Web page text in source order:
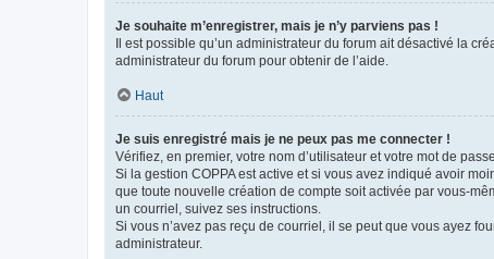
Je souhaite m’enregistrer, mais je n’y parviens pas !
Il est possible qu’un administrateur du forum ait désactivé la
administrateur du forum pour obtenir de l’aide.
Haut
Je suis enregistré mais je ne peux pas me connecter !
Vérifiez, en premier, votre nom d’utilisateur et votre mot de
Si la gestion COPPA est active et si vous avez indiqué avoir
que toute nouvelle création de compte soit activée par vous-
un courriel, suivez ses instructions.
Si vous n’avez pas reçu de courriel, il se peut que vous ayez
administrateur.